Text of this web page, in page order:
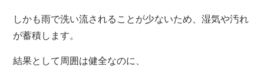
しかも雨で洗い流されることが少ないため、湿気や汚れ
が蓄積します。
結果として周囲は健全なのに、